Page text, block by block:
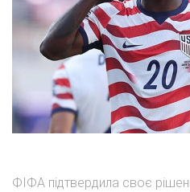
ФІФА підтвердила своє